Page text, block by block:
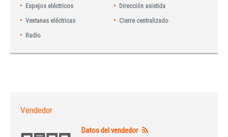
Espejos eléctricos
Dirección asistida
Ventanas eléctricas
Cierre centralizado
Radio
Vendedor
Datos del vendedor